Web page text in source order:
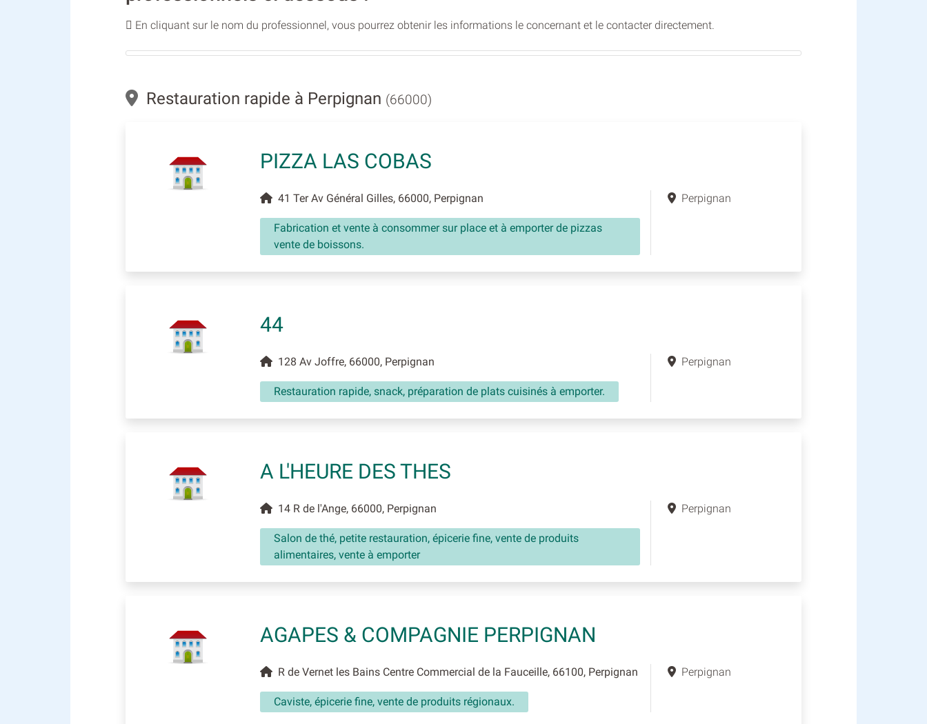
En cliquant sur le nom du professionnel, vous pourrez obtenir les informations le concernant et le contacter directement.
Restauration rapide à Perpignan (66000)
PIZZA LAS COBAS
41 Ter Av Général Gilles, 66000, Perpignan
Fabrication et vente à consommer sur place et à emporter de pizzas
vente de boissons.
Perpignan
44
128 Av Joffre, 66000, Perpignan
Restauration rapide, snack, préparation de plats cuisinés à emporter.
Perpignan
A L'HEURE DES THES
14 R de l'Ange, 66000, Perpignan
Salon de thé, petite restauration, épicerie fine, vente de produits
alimentaires, vente à emporter
Perpignan
AGAPES & COMPAGNIE PERPIGNAN
R de Vernet les Bains Centre Commercial de la Fauceille, 66100, Perpignan
Caviste, épicerie fine, vente de produits régionaux.
Perpignan